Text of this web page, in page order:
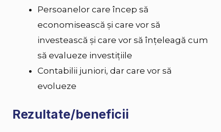
Persoanelor care încep să
economisească și care vor să
investească și care vor să înțeleagă cum
să evalueze investițiile
Contabilii juniori, dar care vor să
evolueze
Rezultate/beneficii